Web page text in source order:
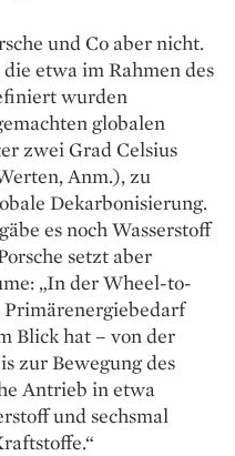
und Co aber nicht.
etwa im Rahmen des
wurden
globalen
zwei Grad Celsius
Anm.), zu
Dekarbonisierung.
es noch Wasserstoff
setzt aber
„In der Wheel-to-
Blick hat – von der
zur Bewegung des
Antrieb in etwa
und sechsmal